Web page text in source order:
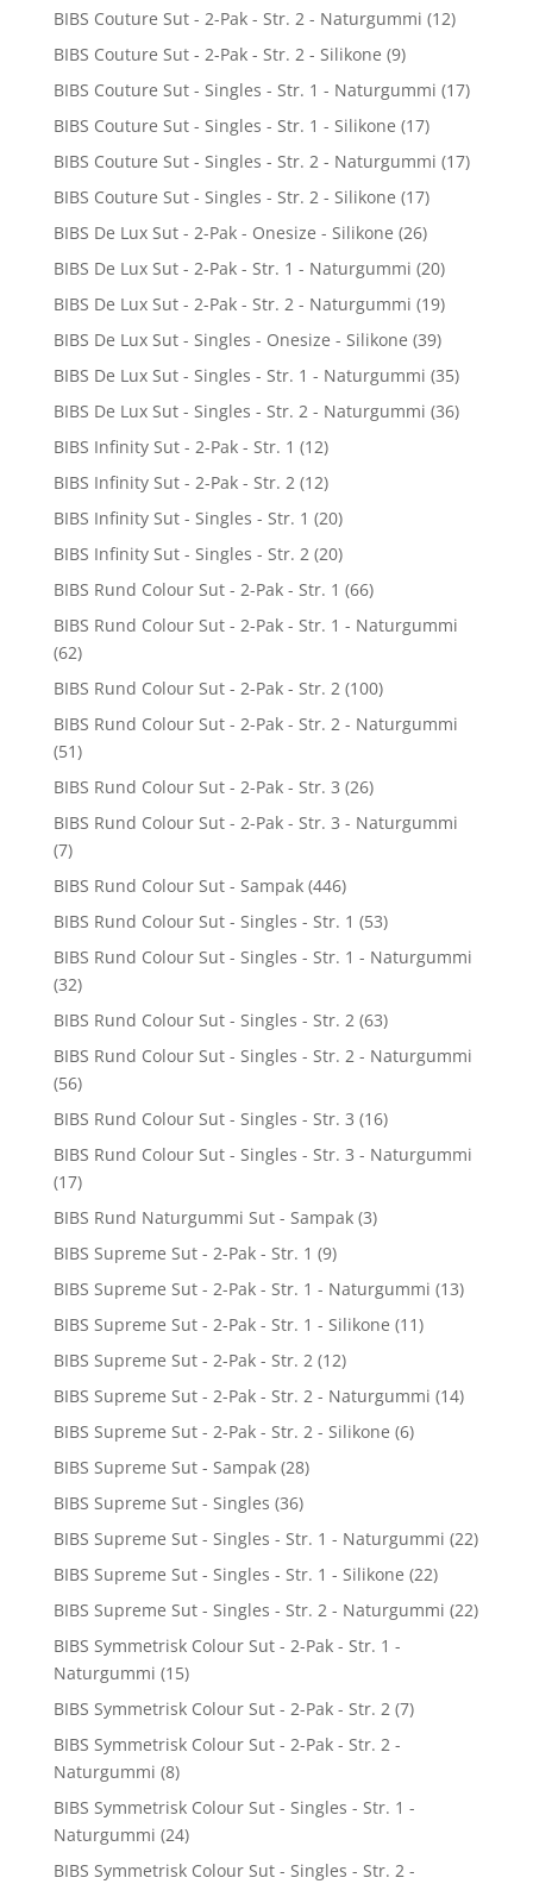
BIBS Couture Sut - 2-Pak - Str. 2 - Naturgummi (12)
BIBS Couture Sut - 2-Pak - Str. 2 - Silikone (9)
BIBS Couture Sut - Singles - Str. 1 - Naturgummi (17)
BIBS Couture Sut - Singles - Str. 1 - Silikone (17)
BIBS Couture Sut - Singles - Str. 2 - Naturgummi (17)
BIBS Couture Sut - Singles - Str. 2 - Silikone (17)
BIBS De Lux Sut - 2-Pak - Onesize - Silikone (26)
BIBS De Lux Sut - 2-Pak - Str. 1 - Naturgummi (20)
BIBS De Lux Sut - 2-Pak - Str. 2 - Naturgummi (19)
BIBS De Lux Sut - Singles - Onesize - Silikone (39)
BIBS De Lux Sut - Singles - Str. 1 - Naturgummi (35)
BIBS De Lux Sut - Singles - Str. 2 - Naturgummi (36)
BIBS Infinity Sut - 2-Pak - Str. 1 (12)
BIBS Infinity Sut - 2-Pak - Str. 2 (12)
BIBS Infinity Sut - Singles - Str. 1 (20)
BIBS Infinity Sut - Singles - Str. 2 (20)
BIBS Rund Colour Sut - 2-Pak - Str. 1 (66)
BIBS Rund Colour Sut - 2-Pak - Str. 1 - Naturgummi
(62)
BIBS Rund Colour Sut - 2-Pak - Str. 2 (100)
BIBS Rund Colour Sut - 2-Pak - Str. 2 - Naturgummi
(51)
BIBS Rund Colour Sut - 2-Pak - Str. 3 (26)
BIBS Rund Colour Sut - 2-Pak - Str. 3 - Naturgummi
(7)
BIBS Rund Colour Sut - Sampak (446)
BIBS Rund Colour Sut - Singles - Str. 1 (53)
BIBS Rund Colour Sut - Singles - Str. 1 - Naturgummi
(32)
BIBS Rund Colour Sut - Singles - Str. 2 (63)
BIBS Rund Colour Sut - Singles - Str. 2 - Naturgummi
(56)
BIBS Rund Colour Sut - Singles - Str. 3 (16)
BIBS Rund Colour Sut - Singles - Str. 3 - Naturgummi
(17)
BIBS Rund Naturgummi Sut - Sampak (3)
BIBS Supreme Sut - 2-Pak - Str. 1 (9)
BIBS Supreme Sut - 2-Pak - Str. 1 - Naturgummi (13)
BIBS Supreme Sut - 2-Pak - Str. 1 - Silikone (11)
BIBS Supreme Sut - 2-Pak - Str. 2 (12)
BIBS Supreme Sut - 2-Pak - Str. 2 - Naturgummi (14)
BIBS Supreme Sut - 2-Pak - Str. 2 - Silikone (6)
BIBS Supreme Sut - Sampak (28)
BIBS Supreme Sut - Singles (36)
BIBS Supreme Sut - Singles - Str. 1 - Naturgummi (22)
BIBS Supreme Sut - Singles - Str. 1 - Silikone (22)
BIBS Supreme Sut - Singles - Str. 2 - Naturgummi (22)
BIBS Symmetrisk Colour Sut - 2-Pak - Str. 1 -
Naturgummi (15)
BIBS Symmetrisk Colour Sut - 2-Pak - Str. 2 (7)
BIBS Symmetrisk Colour Sut - 2-Pak - Str. 2 -
Naturgummi (8)
BIBS Symmetrisk Colour Sut - Singles - Str. 1 -
Naturgummi (24)
BIBS Symmetrisk Colour Sut - Singles - Str. 2 -